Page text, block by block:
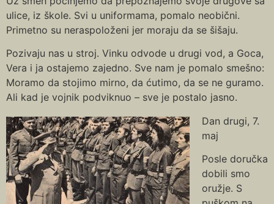
ulice, iz škole. Svi u uniformama, pomalo neobični.
Primetno su neraspoloženi jer moraju da se šišaju.
Pozivaju nas u stroj. Vinku odvode u drugi vod, a Goca,
Vera i ja ostajemo zajedno. Sve nam je pomalo smešno:
Moramo da stojimo mirno, da ćutimo, da se ne guramo.
Ali kad je vojnik podviknuo – sve je postalo jasno.
Dan drugi, 7.
maj
Posle doručka
dobili smo
oružje. S